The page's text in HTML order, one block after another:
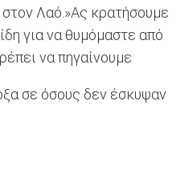
Λαό.»Ας κρατήσουμε
για να θυμόμαστε από
να πηγαίνουμε
σε όσους δεν έσκυψαν